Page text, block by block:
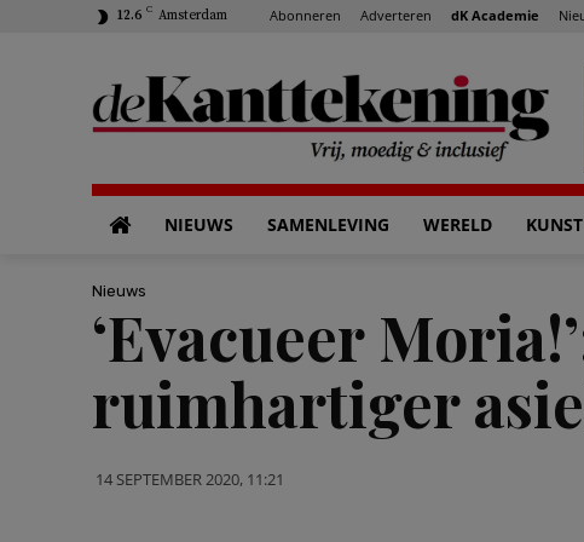
12.6 C Amsterdam Abonneren Adverteren dK Academie
NIEUWS SAMENLEVING WERELD
Nieuws
‘Evacueer
ruimhartiger
14 SEPTEMBER 2020, 11:21